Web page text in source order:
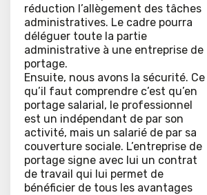
réduction l’allègement des tâches
administratives. Le cadre pourra
déléguer toute la partie
administrative à une entreprise de
portage.
Ensuite, nous avons la sécurité. Ce
qu’il faut comprendre c’est qu’en
portage salarial, le professionnel
est un indépendant de par son
activité, mais un salarié de par sa
couverture sociale. L’entreprise de
portage signe avec lui un contrat
de travail qui lui permet de
bénéficier de tous les avantages